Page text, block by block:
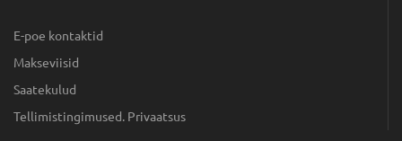
E-poe kontaktid
Makseviisid
Saatekulud
Tellimistingimused. Privaatsus